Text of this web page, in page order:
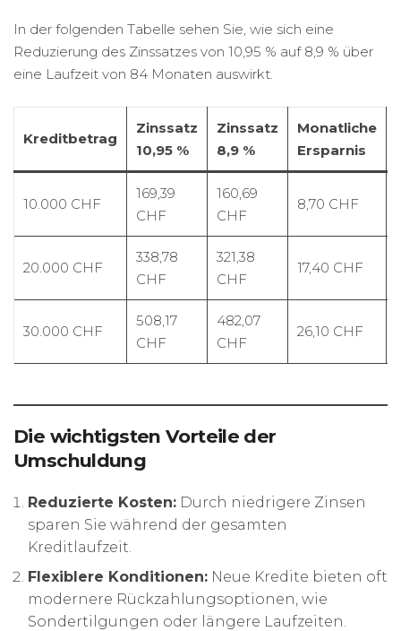
In der folgenden Tabelle sehen Sie, wie sich eine
Reduzierung des Zinssatzes von 10,95 % auf 8,9 % über
eine Laufzeit von 84 Monaten auswirkt.
Kreditbetrag
Zinssatz
10,95 %
Zinssatz
8,9 %
Monatliche
Ersparnis
10.000 CHF
169,39
CHF
160,69
CHF
8,70 CHF
20.000 CHF
338,78
CHF
321,38
CHF
17,40 CHF
30.000 CHF
508,17
CHF
482,07
CHF
26,10 CHF
Die wichtigsten Vorteile der
Umschuldung
Reduzierte Kosten: Durch niedrigere Zinsen
sparen Sie während der gesamten
Kreditlaufzeit.
Flexiblere Konditionen: Neue Kredite bieten oft
modernere Rückzahlungsoptionen, wie
Sondertilgungen oder längere Laufzeiten.